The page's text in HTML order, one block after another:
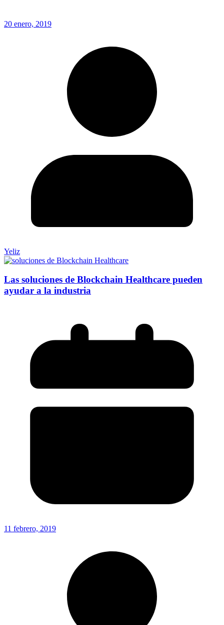
20 enero, 2019
Yeliz
Las soluciones de Blockchain Healthcare pueden
ayudar a la industria
11 febrero, 2019